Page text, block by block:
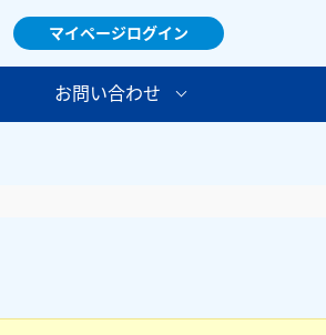
マイページログイン
お問い合わせ